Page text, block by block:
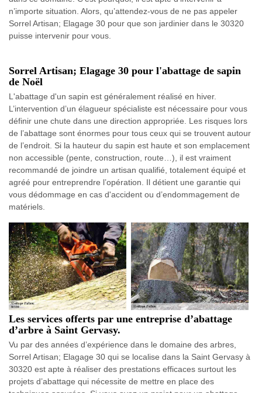
n’importe situation. Alors, qu’attendez-vous de ne pas appeler
Sorrel Artisan; Elagage 30 pour que son jardinier dans le 30320
puisse intervenir pour vous.
Sorrel Artisan; Elagage 30 pour l'abattage de sapin
de Noël
L'abattage d'un sapin est généralement réalisé en hiver.
L’intervention d’un élagueur spécialiste est nécessaire pour vous
définir une chute dans une direction appropriée. Les risques lors
de l’abattage sont énormes pour tous ceux qui se trouvent autour
de l’endroit. Si la hauteur du sapin est haute et son emplacement
non accessible (pente, construction, route…), il est vraiment
recommandé de joindre un artisan qualifié, totalement équipé et
agréé pour entreprendre l’opération. Il détient une garantie qui
vous dédommage en cas d'accident ou d’endommagement de
matériels.
Les services offerts par une entreprise d’abattage
d’arbre à Saint Gervasy.
Vu par des années d’expérience dans le domaine des arbres,
Sorrel Artisan; Elagage 30 qui se localise dans la Saint Gervasy à
30320 est apte à réaliser des prestations efficaces surtout les
projets d’abattage qui nécessite de mettre en place des